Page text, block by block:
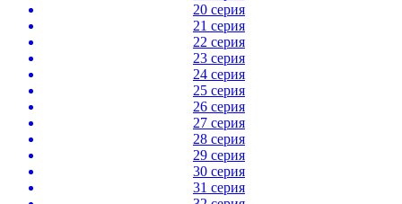
20 серия
21 серия
22 серия
23 серия
24 серия
25 серия
26 серия
27 серия
28 серия
29 серия
30 серия
31 серия